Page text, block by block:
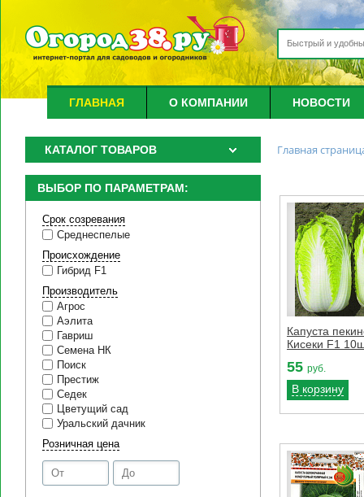
ГЛАВНАЯ О КОМПАНИИ НОВОСТИ
КАТАЛОГ ТОВАРОВ
ВЫБОР ПО ПАРАМЕТРАМ:
Срок созревания
Среднеспелые
Происхождение
Гибрид F1
Производитель
Агрос
Аэлита
Гавриш
Семена НК
Поиск
Престиж
Седек
Цветущий сад
Уральский дачник
Розничная цена
Главная
Капуста
Кисеки F1
55 руб.
В корзину